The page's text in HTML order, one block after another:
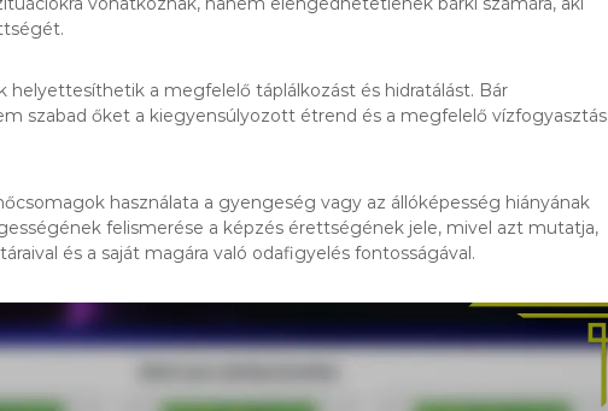
helyettesíthetik a megfelelő táplálkozást és hidratálást. Bár
szabad őket a kiegyensúlyozott étrend és a megfelelő vízfogyasztás
használata a gyengeség vagy az állóképesség hiányának
felismerése a képzés érettségének jele, mivel azt mutatja,
és a saját magára való odafigyelés fontosságával.